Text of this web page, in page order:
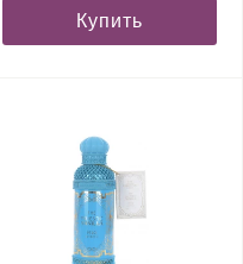
Купить